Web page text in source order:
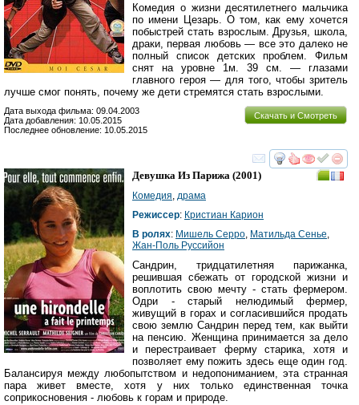
Комедия о жизни десятилетнего мальчика
по имени Цезарь. О том, как ему хочется
побыстрей стать взрослым. Друзья, школа,
драки, первая любовь — все это далеко не
полный список детских проблем. Фильм
снят на уровне 1м. 39 см. — глазами
главного героя — для того, чтобы зритель
лучше смог понять, почему же дети стремятся стать взрослыми.
Скачать и Смотреть
Дата выхода фильма: 09.04.2003
Дата добавления: 10.05.2015
Последнее обновление: 10.05.2015
смотреть
Девушка Из Парижа (2001)
Комедия, драма
Режиссер: Кристиан Карион
В ролях: Мишель Серро, Матильда Сенье,
Жан-Поль Руссийон
Сандрин, тридцатилетняя парижанка,
решившая сбежать от городской жизни и
воплотить свою мечту - стать фермером.
Одри - старый нелюдимый фермер,
живущий в горах и согласившийся продать
свою землю Сандрин перед тем, как выйти
на пенсию. Женщина принимается за дело
и перестраивает ферму старика, хотя и
позволяет ему пожить здесь еще один год.
Балансируя между любопытством и недопониманием, эта странная
пара живет вместе, хотя у них только единственная точка
соприкосновения - любовь к горам и природе.